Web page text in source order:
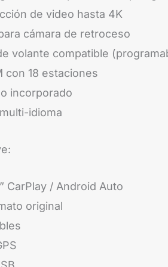
de video hasta 4K
cámara de retroceso
volante compatible
con 18 estaciones
incorporado
idioma
CarPlay / Android Auto
original